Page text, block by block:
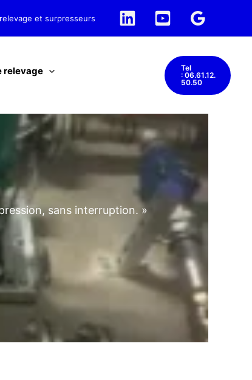
relevage
Tel
: 06.61.12.
50.50
sans interruption. »